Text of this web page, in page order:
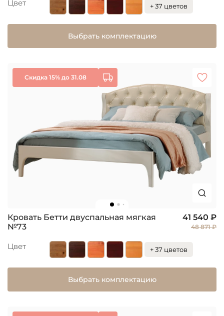
Цвет + 37 цветов
Выбрать комплектацию
Скидка 15% до 31.08
Кровать Бетти двуспальная мягкая
№73
41 540 ₽
48 871 ₽
Цвет + 37 цветов
Выбрать комплектацию